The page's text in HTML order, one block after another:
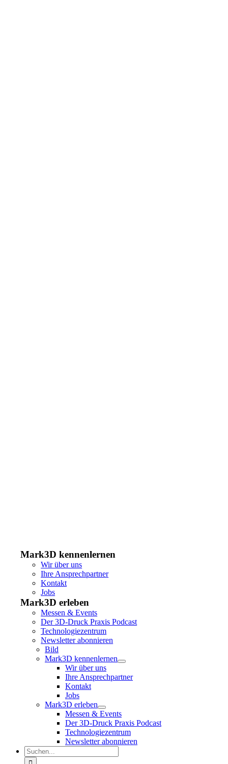
Mark3D kennenlernen
Wir über uns
Ihre Ansprechpartner
Kontakt
Jobs
Mark3D erleben
Messen & Events
Der 3D-Druck Praxis Podcast
Technologiezentrum
Newsletter abonnieren
Bild
Mark3D kennenlernen
Wir über uns
Ihre Ansprechpartner
Kontakt
Jobs
Mark3D erleben
Messen & Events
Der 3D-Druck Praxis Podcast
Technologiezentrum
Newsletter abonnieren
Suche
nach: